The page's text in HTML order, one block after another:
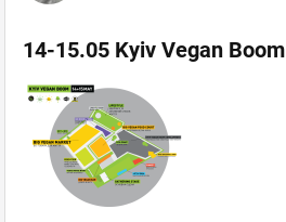
14-15.05 Kyiv Vegan Boom